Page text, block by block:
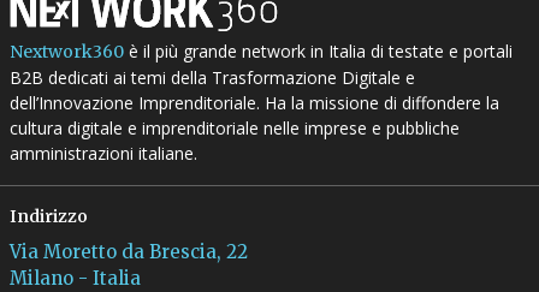
Nextwork360è il più grande network in Italia di testate e portali
B2B dedicati ai temi della Trasformazione Digitale e
dell’Innovazione Imprenditoriale. Ha la missione di diffondere la
cultura digitale e imprenditoriale nelle imprese e pubbliche
amministrazioni italiane.
Indirizzo
Via Moretto da Brescia, 22
Milano - Italia